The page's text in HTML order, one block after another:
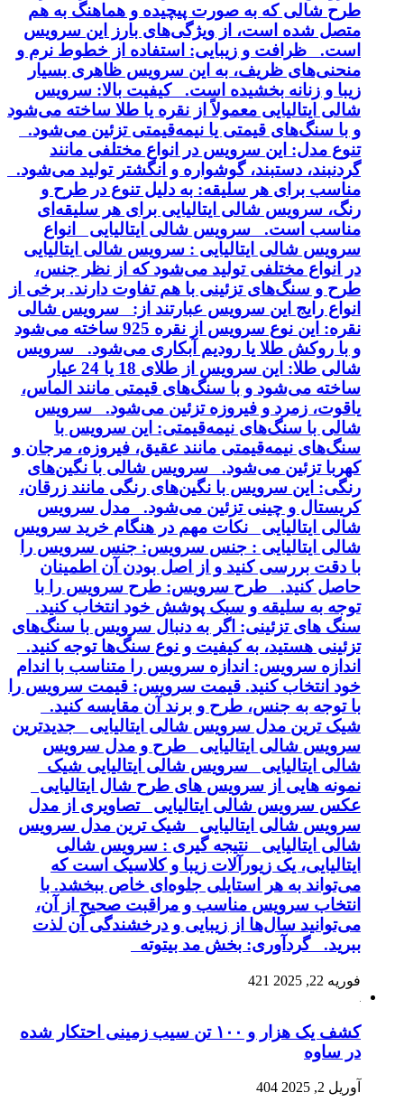
طرح شالی که به صورت پیچیده و هماهنگ به هم
متصل شده است، از ویژگی‌های بارز این سرویس
است. ظرافت و زیبایی: استفاده از خطوط نرم و
منحنی‌های ظریف، به این سرویس ظاهری بسیار
زیبا و زنانه بخشیده است. کیفیت بالا: سرویس
شالی ایتالیایی معمولاً از نقره یا طلا ساخته می‌شود
و با سنگ‌های قیمتی یا نیمه‌قیمتی تزئین می‌شود.
تنوع مدل: این سرویس در انواع مختلفی مانند
گردنبند، دستبند، گوشواره و انگشتر تولید می‌شود.
مناسب برای هر سلیقه: به دلیل تنوع در طرح و
رنگ، سرویس شالی ایتالیایی برای هر سلیقه‌ای
مناسب است. سرویس شالی ایتالیایی انواع
سرویس شالی ایتالیایی : سرویس شالی ایتالیایی
در انواع مختلفی تولید می‌شود که از نظر جنس،
طرح و سنگ‌های تزئینی با هم تفاوت دارند. برخی از
انواع رایج این سرویس عبارتند از: سرویس شالی
نقره: این نوع سرویس از نقره 925 ساخته می‌شود
و با روکش طلا یا رودیم آبکاری می‌شود. سرویس
شالی طلا: این سرویس از طلای 18 یا 24 عیار
ساخته می‌شود و با سنگ‌های قیمتی مانند الماس،
یاقوت، زمرد و فیروزه تزئین می‌شود. سرویس
شالی با سنگ‌های نیمه‌قیمتی: این سرویس با
سنگ‌های نیمه‌قیمتی مانند عقیق، فیروزه، مرجان و
کهربا تزئین می‌شود. سرویس شالی با نگین‌های
رنگی: این سرویس با نگین‌های رنگی مانند زرقان،
کریستال و چینی تزئین می‌شود. مدل سرویس
شالی ایتالیایی نکات مهم در هنگام خرید سرویس
شالی ایتالیایی : جنس سرویس: جنس سرویس را
با دقت بررسی کنید و از اصل بودن آن اطمینان
حاصل کنید. طرح سرویس: طرح سرویس را با
توجه به سلیقه و سبک پوشش خود انتخاب کنید.
سنگ های تزئینی: اگر به دنبال سرویس با سنگ‌های
تزئینی هستید، به کیفیت و نوع سنگ‌ها توجه کنید.
اندازه سرویس: اندازه سرویس را متناسب با اندام
خود انتخاب کنید. قیمت سرویس: قیمت سرویس را
با توجه به جنس، طرح و برند آن مقایسه کنید.
شیک ترین مدل سرویس شالی ایتالیایی جدیدترین
سرویس شالی ایتالیایی طرح و مدل سرویس
شالی ایتالیایی سرویس شالی ایتالیایی شیک
نمونه هایی از سرویس های طرح شال ایتالیایی
عکس سرویس شالی ایتالیایی تصاویری از مدل
سرویس شالی ایتالیایی شیک ترین مدل سرویس
شالی ایتالیایی نتیجه گیری : سرویس شالی
ایتالیایی، یک زیورآلات زیبا و کلاسیک است که
می‌تواند به هر استایلی جلوه‌ای خاص ببخشد. با
انتخاب سرویس مناسب و مراقبت صحیح از آن،
می‌توانید سال‌ها از زیبایی و درخشندگی آن لذت
ببرید. گردآوری: بخش مد بیتوته
فوریه 22, 2025 421
کشف یک هزار و ۱۰۰ تن سیب زمینی احتکار شده
در ساوه
آوریل 2, 2025 404